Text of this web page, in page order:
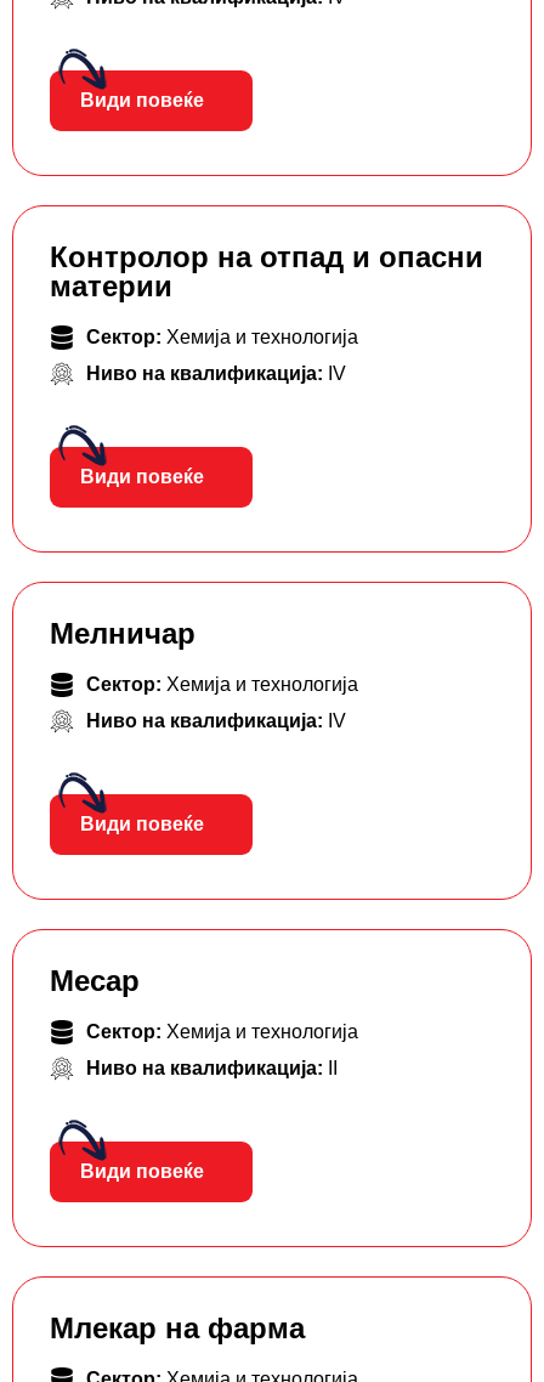
Види повеќе
Контролор на отпад и опасни
материи
Сектор: Хемија и технологија
Ниво на квалификација: IV
Види повеќе
Мелничар
Сектор: Хемија и технологија
Ниво на квалификација: IV
Види повеќе
Месар
Сектор: Хемија и технологија
Ниво на квалификација:
Види повеќе
Млекар на фарма